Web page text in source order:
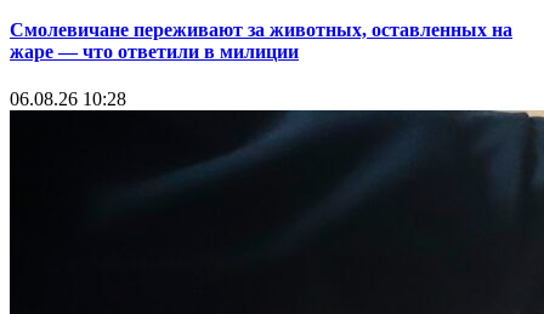
Смолевичане переживают за животных, оставленных на
жаре — что ответили в милиции
06.08.26 10:28